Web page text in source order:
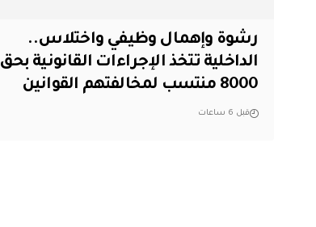
رشوة وإهمال وظيفي واختلاس..
الداخلية تتخذ الإجراءات القانونية بحق
8000 منتسب لمخالفتهم القوانين
قبل 6 ساعات